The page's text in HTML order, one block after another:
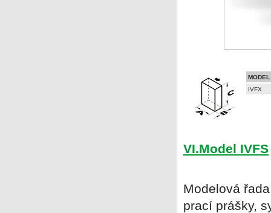
MODEL
IVFX
VI.Model IVFS
Modelová
prací prášky,